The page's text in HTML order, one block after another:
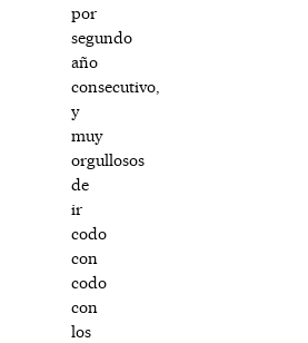
por
segundo
año
consecutivo,
y
muy
orgullosos
de
ir
codo
con
codo
con
los